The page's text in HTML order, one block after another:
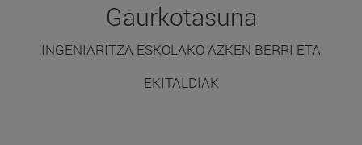
Gaurkotasuna
INGENIARITZA ESKOLAKO AZKEN BERRI ETA
EKITALDIAK